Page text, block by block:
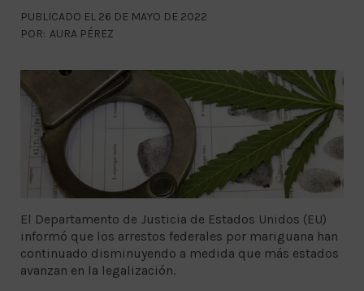
PUBLICADO EL 26 DE MAYO DE 2022
POR: AURA PÉREZ
El Departamento de Justicia de Estados Unidos (EU)
informó que los arrestos federales por mariguana han
continuado disminuyendo a medida que más estados
avanzan en la legalización.